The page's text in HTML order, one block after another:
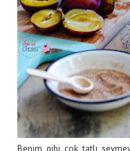
Benim gibi çok tatlı